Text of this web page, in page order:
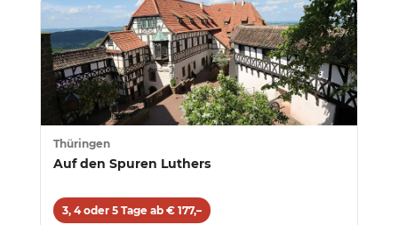
Thüringen
Auf den Spuren Luthers
3, 4 oder 5 Tage ab € 177,–